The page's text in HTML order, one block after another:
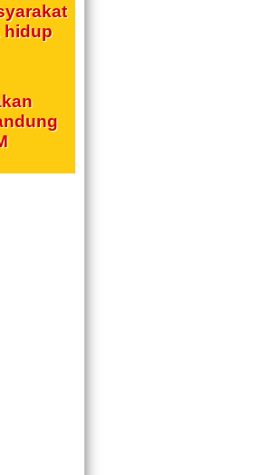
hidup